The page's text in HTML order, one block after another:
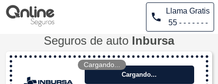
Llama Gratis
55 - - - - - - -
Seguros de auto Inbursa
Cargando...
Cargando...